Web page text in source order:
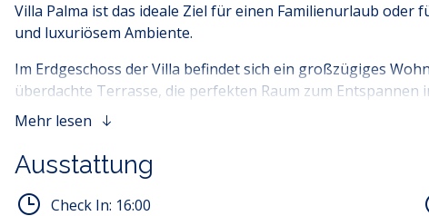
Villa Palma ist das ideale Ziel für einen Familienurlaub
und luxuriösem Ambiente.
Im Erdgeschoss der Villa befindet sich ein großzügiges
überdachte Terrasse, die perfekten Raum zum
Blick auf die umliegende Natur.
Backofen, ein Toaster, eine Geschirrspülmaschine, ein
Villa Palma bietet auch zusätzliche Annehmlichkeiten wie
Mehr lesen
Ausstattung
Check In: 16:00